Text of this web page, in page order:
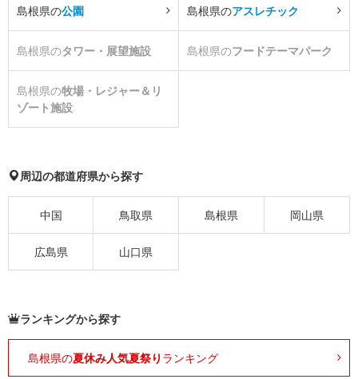
島根県の公園 島根県のアスレチック
島根県のタワー・展望施設 島根県のフードテーマパーク
島根県の牧場・レジャー＆リ
ゾート施設
周辺の都道府県から探す
中国 鳥取県 島根県 岡山県
広島県 山口県
ランキングから探す
島根県の夏休み人気夏祭り ランキング